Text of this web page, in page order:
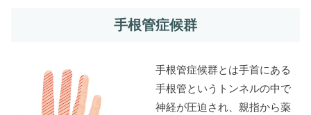
手根管症候群
手根管症候群とは手首にある
手根管というトンネルの中で
神経が圧迫され、親指から薬